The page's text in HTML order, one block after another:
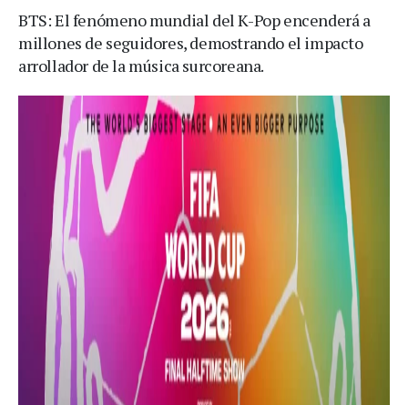
BTS: El fenómeno mundial del K-Pop encenderá a
millones de seguidores, demostrando el impacto
arrollador de la música surcoreana.